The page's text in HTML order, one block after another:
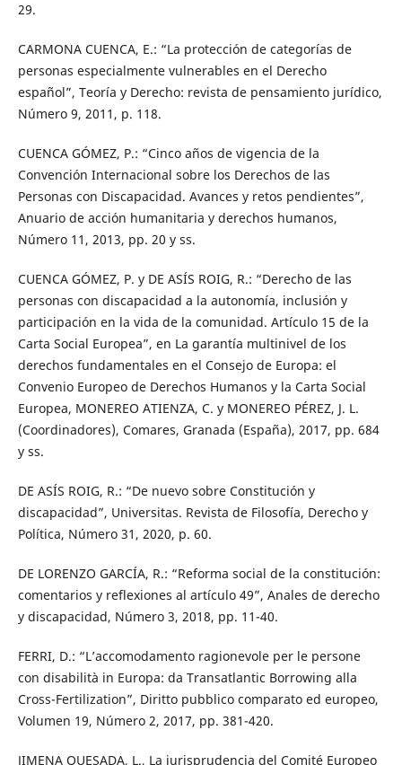
29.
CARMONA CUENCA, E.: “La protección de categorías de
personas especialmente vulnerables en el Derecho
español”, Teoría y Derecho: revista de pensamiento jurídico,
Número 9, 2011, p. 118.
CUENCA GÓMEZ, P.: “Cinco años de vigencia de la
Convención Internacional sobre los Derechos de las
Personas con Discapacidad. Avances y retos pendientes”,
Anuario de acción humanitaria y derechos humanos,
Número 11, 2013, pp. 20 y ss.
CUENCA GÓMEZ, P. y DE ASÍS ROIG, R.: “Derecho de las
personas con discapacidad a la autonomía, inclusión y
participación en la vida de la comunidad. Artículo 15 de la
Carta Social Europea”, en La garantía multinivel de los
derechos fundamentales en el Consejo de Europa: el
Convenio Europeo de Derechos Humanos y la Carta Social
Europea, MONEREO ATIENZA, C. y MONEREO PÉREZ, J. L.
(Coordinadores), Comares, Granada (España), 2017, pp. 684
y ss.
DE ASÍS ROIG, R.: “De nuevo sobre Constitución y
discapacidad”, Universitas. Revista de Filosofía, Derecho y
Política, Número 31, 2020, p. 60.
DE LORENZO GARCÍA, R.: “Reforma social de la constitución:
comentarios y reflexiones al artículo 49”, Anales de derecho
y discapacidad, Número 3, 2018, pp. 11-40.
FERRI, D.: “L’accomodamento ragionevole per le persone
con disabilità in Europa: da Transatlantic Borrowing alla
Cross-Fertilization”, Diritto pubblico comparato ed europeo,
Volumen 19, Número 2, 2017, pp. 381-420.
JIMENA QUESADA, L., La jurisprudencia del Comité Europeo